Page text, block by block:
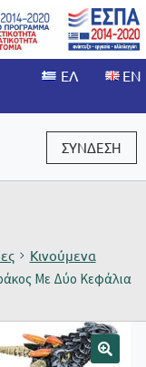
ΣΥΝΔΕΣΗ
Κινούμενα
Με Δύο Κεφάλια